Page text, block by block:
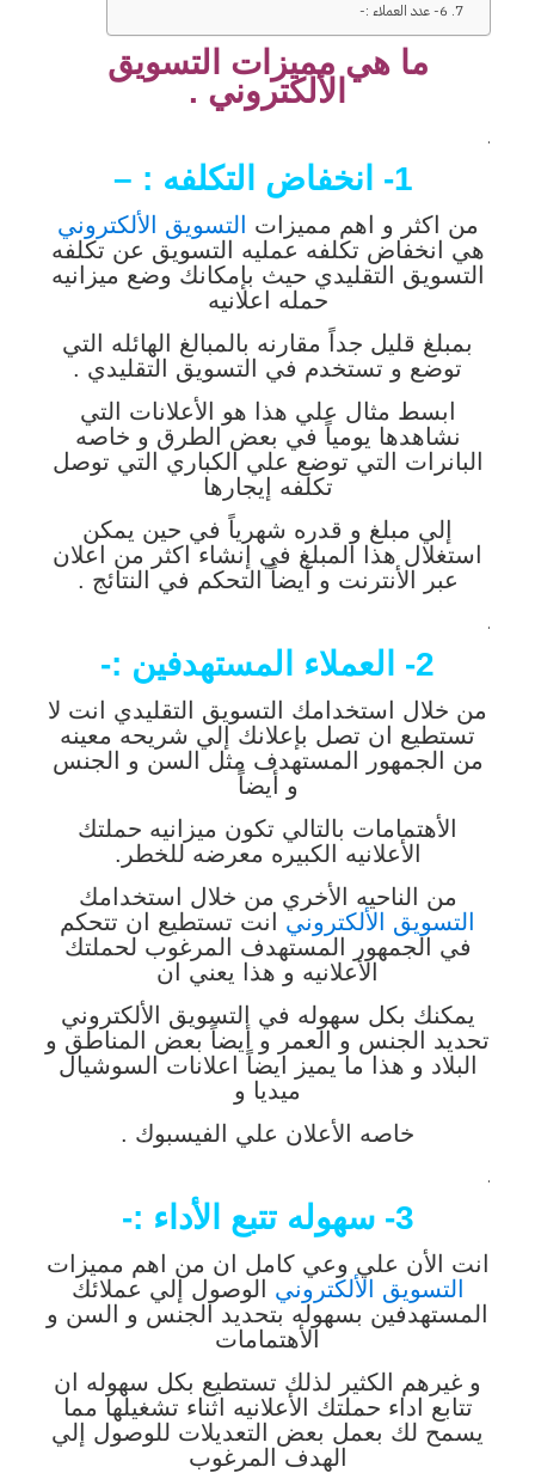
ما هي مميزات التسويق
الألكتروني .
.
1- انخفاض التكلفه : –
من اكثر و اهم مميزات
التسويق الألكتروني
هي انخفاض تكلفه عمليه التسويق عن تكلفه
التسويق التقليدي حيث بإمكانك وضع ميزانيه
حمله اعلانيه
بمبلغ قليل جداً مقارنه بالمبالغ الهائله التي
توضع و تستخدم في التسويق التقليدي .
ابسط مثال علي هذا هو الأعلانات التي
نشاهدها يومياً في بعض الطرق و خاصه
البانرات التي توضع علي الكباري التي توصل
تكلفه إيجارها
إلي مبلغ و قدره شهرياً في حين يمكن
استغلال هذا المبلغ في إنشاء اكثر من اعلان
عبر الأنترنت و أيضاً التحكم في النتائج .
.
2- العملاء المستهدفين :-
من خلال استخدامك التسويق التقليدي انت لا
تستطيع ان تصل بإعلانك إلي شريحه معينه
من الجمهور المستهدف مثل السن و الجنس
و أيضاً
الأهتمامات بالتالي تكون ميزانيه حملتك
الأعلانيه الكبيره معرضه للخطر.
من الناحيه الأخري من خلال استخدامك
التسويق الألكتروني انت تستطيع ان تتحكم
في الجمهور المستهدف المرغوب لحملتك
الأعلانيه و هذا يعني ان
يمكنك بكل سهوله في التسويق الألكتروني
تحديد الجنس و العمر و أيضاً بعض المناطق و
البلاد و هذا ما يميز ايضاً اعلانات السوشيال
ميديا و
خاصه الأعلان علي الفيسبوك .
.
3- سهوله تتبع الأداء :-
انت الأن علي وعي كامل ان من اهم مميزات
التسويق الألكتروني الوصول إلي عملائك
المستهدفين بسهوله بتحديد الجنس و السن و
الأهتمامات
و غيرهم الكثير لذلك تستطيع بكل سهوله ان
تتابع اداء حملتك الأعلانيه اثناء تشغيلها مما
يسمح لك بعمل بعض التعديلات للوصول إلي
الهدف المرغوب